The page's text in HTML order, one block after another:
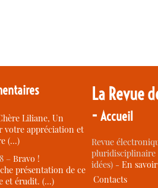
Liliane, Un
votre appréciation et
(…)
–Bravo !
présentation de ce
et érudit. (…)
La Revue
-Accueil
Revue
idées) -En
Contacts